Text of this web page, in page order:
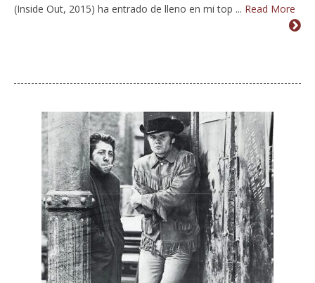
(Inside Out, 2015) ha entrado de lleno en mi top ... Read More